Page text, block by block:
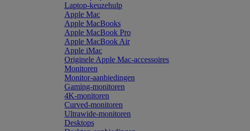
Laptop-keuzehulp
Apple Mac
Apple MacBooks
Apple MacBook Pro
Apple MacBook Air
Apple iMac
Originele Apple Mac-accessoires
Monitoren
Monitor-aanbiedingen
Gaming-monitoren
4K-monitoren
Curved-monitoren
Ultrawide-monitoren
Desktops